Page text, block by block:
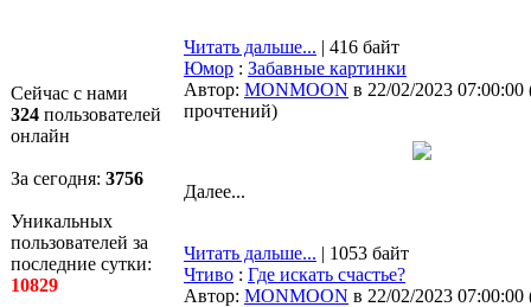
Сейчас с нами
324 пользователей
онлайн
За сегодня: 3756
Уникальных
пользователей за
последние сутки:
10829
Читать дальше... | 416 байт
Юмор : Забавные картинки
Автор: MONMOON в 22/02/2023 07:00:00
прочтений)
Далее...
Читать дальше... | 1053 байт
Чтиво : Где искать счастье?
Автор: MONMOON в 22/02/2023 07:00:00